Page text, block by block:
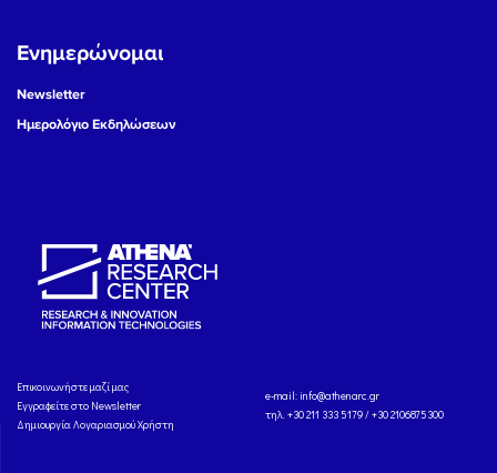
Ενημερώνομαι
Newsletter
Ημερολόγιο Εκδηλώσεων
Eπικοινωνήστε μαζί μας
Εγγραφείτε στο Newsletter
Δημιουργία Λογαριασμού Χρήστη
e-mail: info@athenarc.gr
τηλ. +30 211 333 5179 / +30 2106875300